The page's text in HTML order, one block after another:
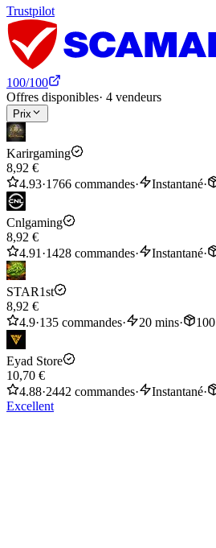
Trustpilot
100/100
Offres disponibles· 4 vendeurs
Prix
Karirgaming
8,92 €
4.93·1766 commandes· Instantané·
Cnlgaming
8,92 €
4.91 ·1428 commandes· Instantané·
STAR1st
8,92 €
4.9·135 commandes· 20 mins· 100
Eyad Store
10,70 €
4.88·2442 commandes· Instantané·
Excellent